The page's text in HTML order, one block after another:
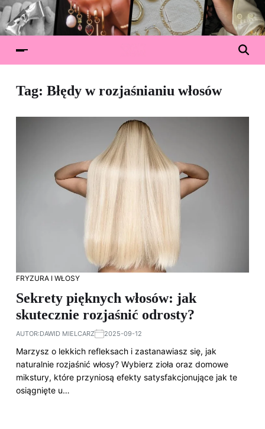
Tag: Błędy w rozjaśnianiu włosów
FRYZURA I WŁOSY
Sekrety pięknych włosów: jak
skutecznie rozjaśnić odrosty?
AUTOR:DAWID MIELCARZ 2025-09-12
Marzysz o lekkich refleksach i zastanawiasz się, jak
naturalnie rozjaśnić włosy? Wybierz zioła oraz domowe
mikstury, które przyniosą efekty satysfakcjonujące jak te
osiągnięte u…